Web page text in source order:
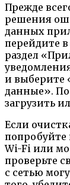
Прежде
решения
данных
перейдите
раздел
и выберите
данные».
загрузить
Если
попробуйте
Wi-Fi или
проверьте
с сетью